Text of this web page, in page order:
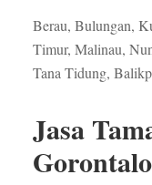
Berau, Bulungan,
Timur, Malinau,
Tana Tidung,
Jasa
Gorontalo